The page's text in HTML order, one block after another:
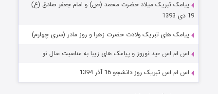
پیامک تبریک میلاد حضرت محمد (ص) و امام جعفر صادق (ع)
19 دی 1393
پیامک های تبریک ولادت حضرت زهرا و روز مادر (سری چهارم)
اس ام اس عید نوروز و پیامک های زیبا به مناسبت سال نو
اس ام اس تبریک روز دانشجو 16 آذر 1394